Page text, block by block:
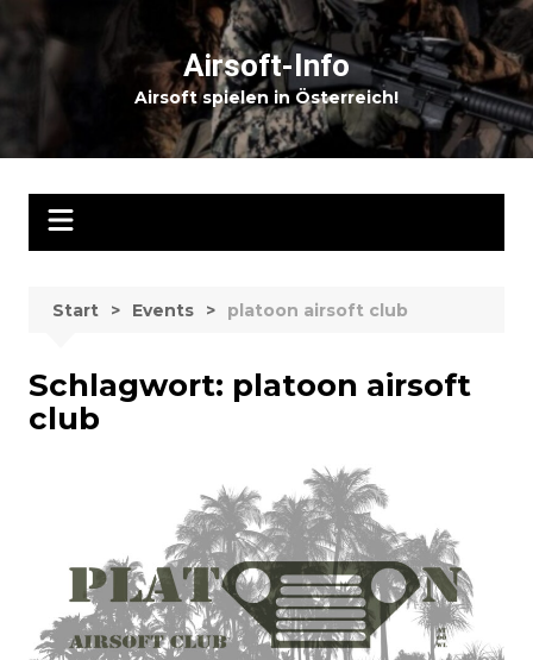
Inhalt
springen
Airsoft-Info
Airsoft spielen in Österreich!
Start Events platoon airsoft club
Schlagwort: platoon airsoft
club